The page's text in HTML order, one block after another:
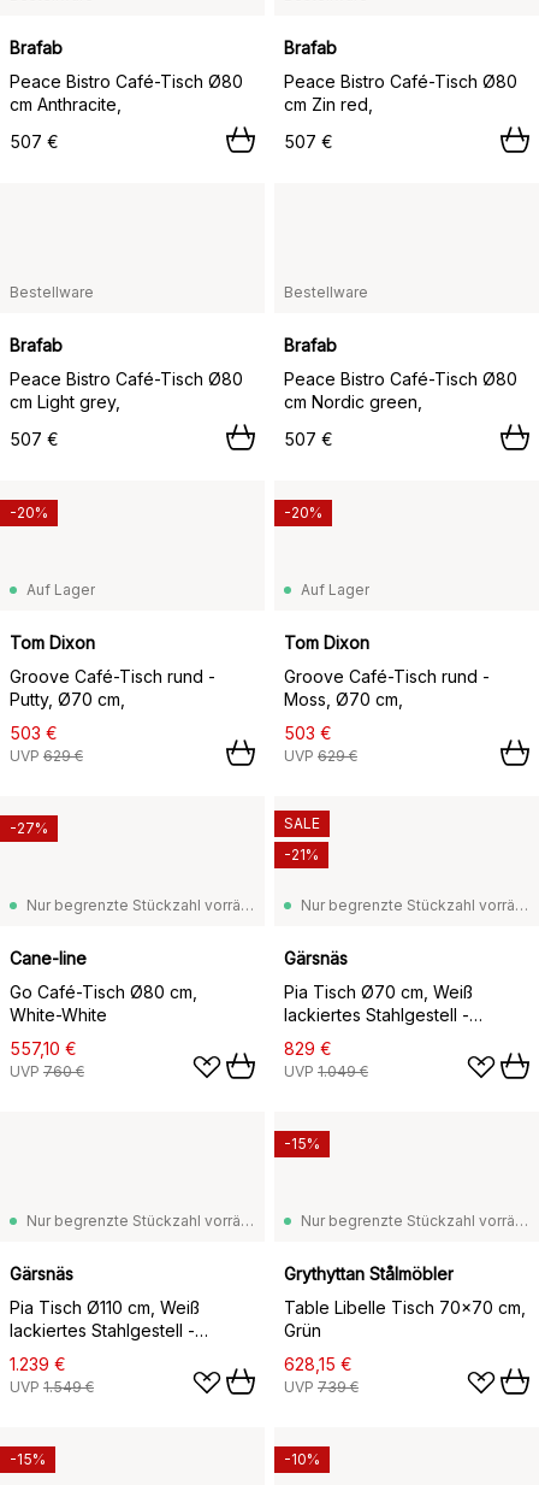
Brafab
Peace Bistro Café-Tisch Ø80
cm Anthracite,
507 €
Brafab
Peace Bistro Café-Tisch Ø80
cm Zin red,
507 €
Bestellware
Brafab
Peace Bistro Café-Tisch Ø80
cm Light grey,
507 €
Bestellware
Brafab
Peace Bistro Café-Tisch Ø80
cm Nordic green,
507 €
Auf Lager
Tom Dixon
Groove Café-Tisch rund -
Putty, Ø70 cm,
503 €
UVP 629 €
-20%
Auf Lager
Tom Dixon
Groove Café-Tisch rund -
Moss, Ø70 cm,
503 €
UVP 629 €
-20%
Nur begrenzte Stückzahl vorrätig
Cane-line
Go Café-Tisch Ø80 cm,
White-White
557,10 €
UVP 760 €
-27%
Nur begrenzte Stückzahl vorrätig
Gärsnäs
Pia Tisch Ø70 cm, Weiß
lackiertes Stahlgestell -
geöltes Eichenholz
829 €
UVP 1.049 €
SALE
-21%
Nur begrenzte Stückzahl vorrätig
Gärsnäs
Pia Tisch Ø110 cm, Weiß
lackiertes Stahlgestell -
geöltes Eichenholz
1.239 €
UVP 1.549 €
Nur begrenzte Stückzahl vorrätig
Grythyttan Stålmöbler
Table Libelle Tisch 70x70 cm,
Grün
628,15 €
UVP 739 €
-15%
-15% -10%